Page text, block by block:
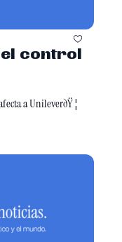
el control
a UnileverðŸ¦